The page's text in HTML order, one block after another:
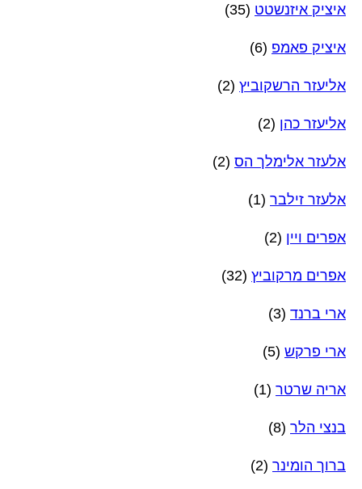
איציק איזנשטט (35)
איציק פאמפ (6)
אליעזר הרשקוביץ (2)
אליעזר כהן (2)
אלעזר אלימלך הס (2)
אלעזר זילבר (1)
אפרים ויין (2)
אפרים מרקוביץ (32)
ארי ברנד (3)
ארי פרקש (5)
אריה שרטר (1)
בנצי הלר (8)
ברוך הומינר (2)